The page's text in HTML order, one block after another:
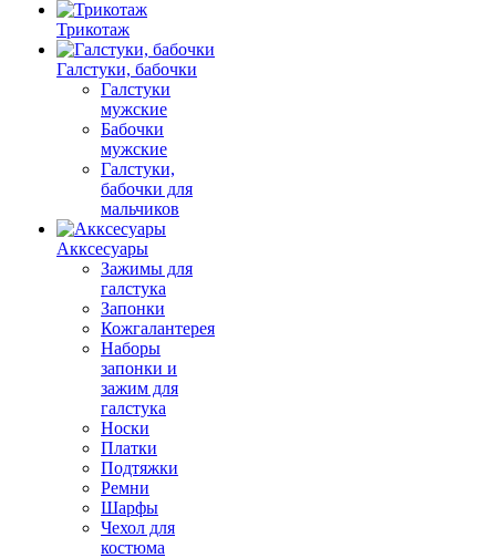
Трикотаж
Галстуки, бабочки
Галстуки
мужские
Бабочки
мужские
Галстуки,
бабочки для
мальчиков
Акксесуары
Зажимы для
галстука
Запонки
Кожгалантерея
Наборы
запонки и
зажим для
галстука
Носки
Платки
Подтяжки
Ремни
Шарфы
Чехол для
костюма